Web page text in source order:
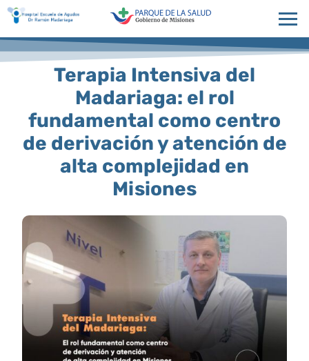
Terapia Intensiva del
Madariaga: el rol
fundamental como centro
de derivación y atención de
alta complejidad en
Misiones